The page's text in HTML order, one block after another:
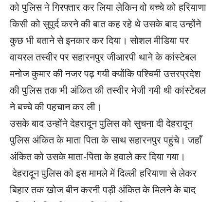
को पुलिस ने गिरफ्तार कर लिया लेकिन वो बच्चे को हरियाणा
किसी को सुपुर्द करने की बात कह रहे थे उसके बाद उन्होंने
कुछ भी बताने से इनकार कर दिया। सोशल मीडिया पर
वायरल तस्वीर पर सहारनपुर जीआरपी थाने के कांस्टेबल
मनोज कुमार की नजर पढ़ गयी क्योंकि पश्चिमी उत्तरप्रदेश
की पुलिस तक भी अंकित की तस्वीर भेजी गयी थी कांस्टेबल
ने बच्चे की पहचान कर ली।
उसके बाद उन्होंने देहरादून पुलिस को सुचना दी देहरादून
पुलिस अंकित के माता पिता के साथ सहारनपुर पहुंचे। जहाँ
अंकित को उसके माता-पिता के हवाले कर दिया गया।
देहरादून पुलिस को इस मामले में दिल्ली हरियाणा से लेकर
बिहार तक खोज बीन करनी पड़ी अंकित के मिलने के बाद